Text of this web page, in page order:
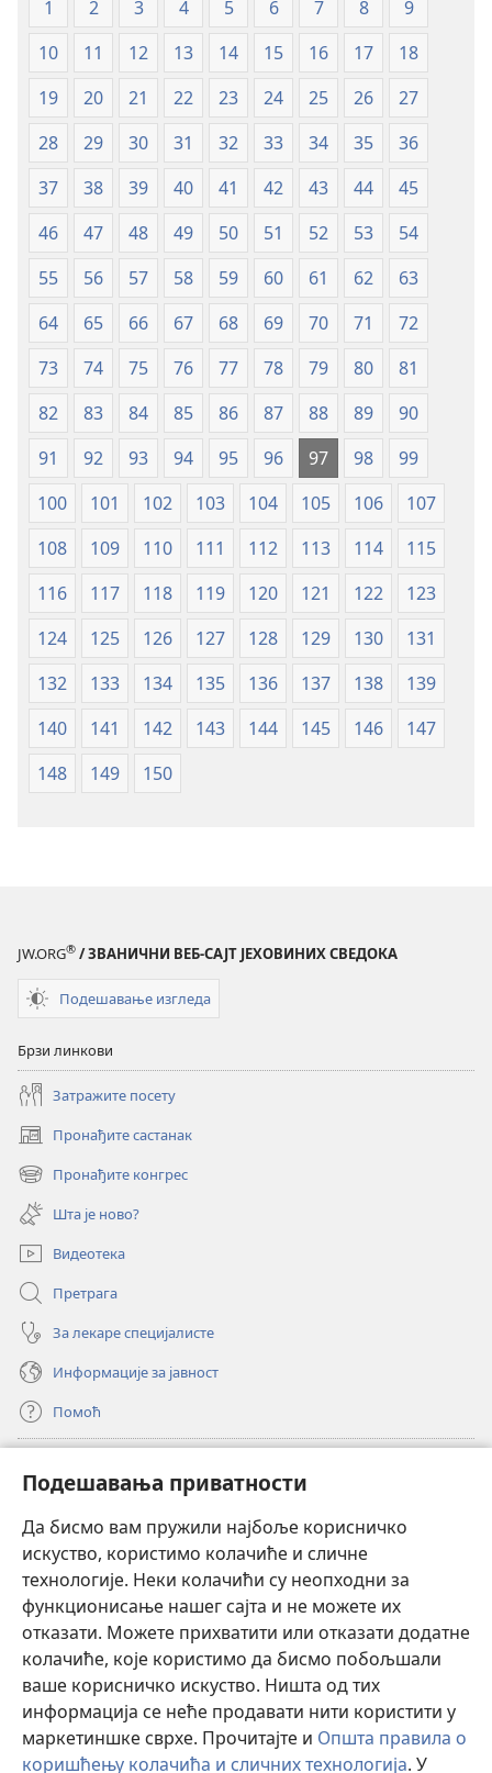
Подешавања приватности
Да бисмо вам пружили најбоље корисничко
искуство, користимо колачиће и сличне
технологије. Неки колачићи су неопходни за
функционисање нашег сајта и не можете их
отказати. Можете прихватити или отказати додатне
колачиће, које користимо да бисмо побољшали
ваше корисничко искуство. Ништа од тих
информација се неће продавати нити користити у
маркетиншке сврхе. Прочитајте и Општа правила о
коришћењу колачића и сличних технологија. У
(ревидирано
издање
2019)
(ревидирано
издање
2019)
1 2 3 4 5 6 7 8
9
10
11 12 13 14 15 16 17
18
19
20 21 22 23 24 25 26
27
28
29 30 31 32 33 34 35
36
37
38 39 40 41 42 43 44
45
46
47 48 49 50 51 52 53
54
55
56 57 58 59 60 61 62
63
64
65 66 67 68 69 70 71
72
73
74 75 76 77 78 79 80
81
82
83 84 85 86 87 88 89
90
91
92 93 94 95 96 97 98
99
100
101 102 103 104 105 106
107
108
109 110 111 112 113 114
115
116
117 118 119 120 121 122
123
124
125 126 127 128 129 130
131
132
133 134 135 136 137 138
139
140
141 142 143 144 145 146
147
148
149 150
JW.ORG® / ЗВАНИЧНИ ВЕБ-САЈТ ЈЕХОВИНИХ СВЕДОКА
Подешавање изгледа
Брзи линкови
Затражите посету
Пронађите састанак
(отвара
нови
прозор)
Пронађите конгрес
(отвара
нови
прозор)
Шта је ново?
Видеотека
Претрага
За лекаре специјалисте
Информације за јавност
Помоћ
(отвара
нови
прозор)ОНЛАЈН БИБЛИОТЕКА Watchtower
(отвара
нови
прозор)JW Hub®
(отвара
нови
прозор)JW Library
Watchtower Library ®